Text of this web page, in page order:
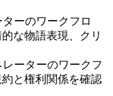
ーのワークフロ
な物語表現、クリ
ーターのワークフ
と権利関係を確認